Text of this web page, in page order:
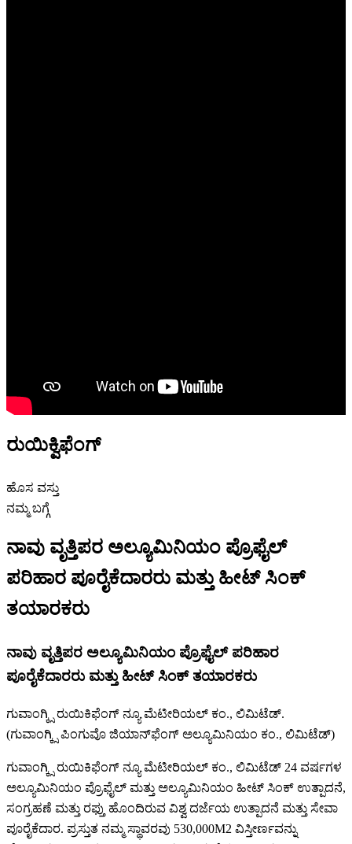
ರುಯಿಕ್ವಿಫೆಂಗ್
ಹೊಸ ವಸ್ತು
ನಮ್ಮ ಬಗ್ಗೆ
ನಾವು ವೃತ್ತಿಪರ ಅಲ್ಯೂಮಿನಿಯಂ ಪ್ರೊಫೈಲ್
ಪರಿಹಾರ ಪೂರೈಕೆದಾರರು ಮತ್ತು ಹೀಟ್ ಸಿಂಕ್
ತಯಾರಕರು
ನಾವು ವೃತ್ತಿಪರ ಅಲ್ಯೂಮಿನಿಯಂ ಪ್ರೊಫೈಲ್ ಪರಿಹಾರ
ಪೂರೈಕೆದಾರರು ಮತ್ತು ಹೀಟ್ ಸಿಂಕ್ ತಯಾರಕರು
ಗುವಾಂಗ್ಕ್ಸಿ ರುಯಿಕಿಫೆಂಗ್ ನ್ಯೂ ಮೆಟೀರಿಯಲ್ ಕಂ., ಲಿಮಿಟೆಡ್.
(ಗುವಾಂಗ್ಕ್ಸಿ ಪಿಂಗುವೊ ಜಿಯಾನ್‌ಫೆಂಗ್ ಅಲ್ಯೂಮಿನಿಯಂ ಕಂ., ಲಿಮಿಟೆಡ್)
ಗುವಾಂಗ್ಕ್ಸಿ ರುಯಿಕಿಫೆಂಗ್ ನ್ಯೂ ಮೆಟೀರಿಯಲ್ ಕಂ., ಲಿಮಿಟೆಡ್ 24 ವರ್ಷಗಳ
ಅಲ್ಯೂಮಿನಿಯಂ ಪ್ರೊಫೈಲ್ ಮತ್ತು ಅಲ್ಯೂಮಿನಿಯಂ ಹೀಟ್ ಸಿಂಕ್ ಉತ್ಪಾದನೆ,
ಸಂಗ್ರಹಣೆ ಮತ್ತು ರಫ್ತು ಹೊಂದಿರುವ ವಿಶ್ವ ದರ್ಜೆಯ ಉತ್ಪಾದನೆ ಮತ್ತು ಸೇವಾ
ಪೂರೈಕೆದಾರ. ಪ್ರಸ್ತುತ ನಮ್ಮ ಸ್ಥಾವರವು 530,000M2 ವಿಸ್ತೀರ್ಣವನ್ನು